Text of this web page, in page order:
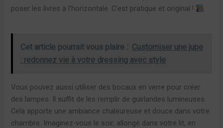
poser les livres à l’horizontale. C’est pratique et original !
Cet article pourrait vous plaire : Customiser une jupe
: redonnez vie à votre dressing avec style
Vous pouvez aussi utiliser des bocaux en verre pour créer
des lampes. Il suffit de les remplir de guirlandes lumineuses.
Cela apporte une ambiance chaleureuse et douce dans votre
chambre. Imaginez-vous le soir, allongé dans votre lit, en